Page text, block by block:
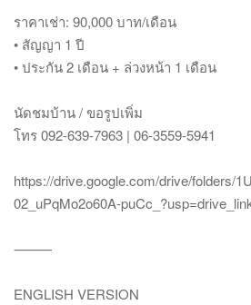
ราคาเช่า: 90,000 บาท/เดือน
• สัญญา 1 ปี
• ประกัน 2 เดือน + ล่วงหน้า 1 เดือน
นัดชมบ้าน / ขอรูปเพิ่ม
โทร 092-639-7963 | 06-3559-5941
https://drive.google.com/drive/folders/
02_uPqMo2o60A-
⸻
ENGLISH VERSION